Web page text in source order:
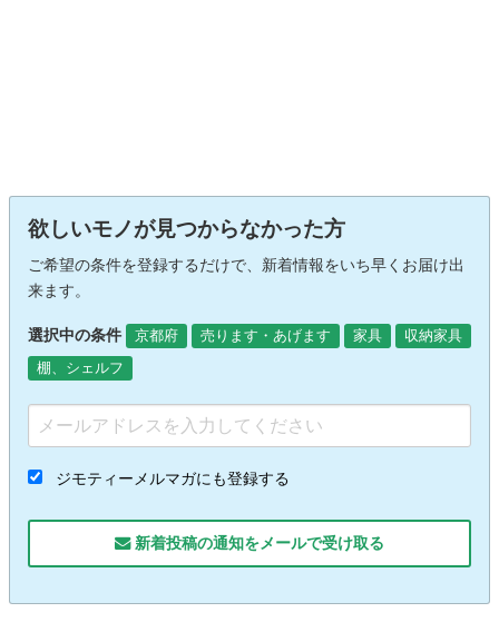
欲しいモノが見つからなかった方
ご希望の条件を登録するだけで、新着情報をいち早くお届け出
来ます。
選択中の条件 京都府 売ります・あげます 家具
収納家具
棚、シェルフ
ジモティーメルマガにも登録する
新着投稿の通知をメールで受け取る